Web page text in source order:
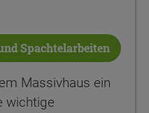
Spachtelarbeiten
Massivhaus ein
wichtige